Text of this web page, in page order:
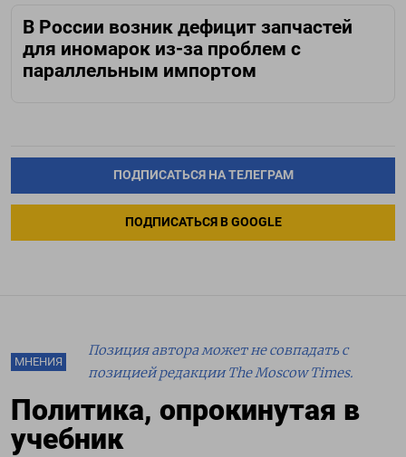
В России возник дефицит запчастей
для иномарок из-за проблем с
параллельным импортом
ПОДПИСАТЬСЯ НА ТЕЛЕГРАМ
ПОДПИСАТЬСЯ В GOOGLE
МНЕНИЯ
Позиция автора может не совпадать с
позицией редакции The Moscow Times.
Политика, опрокинутая в
учебник